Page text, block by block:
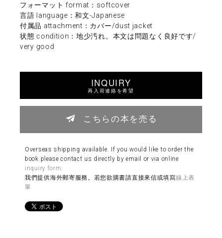
フォーマット format：softcover
言語 language：和文-Japanese
付属品 attachment：カバー/dust jacket
状態 condition：地少汚れ。本文は問題なく良好です/
very good
INQUIRY
再入荷連絡を希望
こちらの本を売る
Overseas shipping available. If you would like to order the
book please contact us directly by email or via online
inquiry form
我們提供海外郵寄服務。若您欲購書請直接來信或填寫線上表
單